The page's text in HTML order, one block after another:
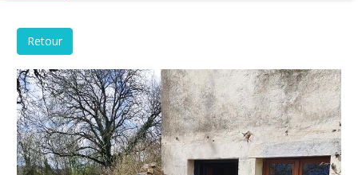
Retour